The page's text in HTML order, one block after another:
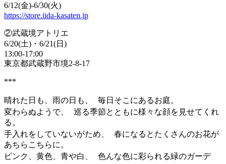
6/12(金)-6/30(火)
https://store.iida-kasaten.jp
②武蔵境アトリエ
6/20(土)・6/21(日)
13:00-17:00
東京都武蔵野市境2-8-17
***
晴れた日も、雨の日も、 毎日そこにあるお庭。
変わらぬようで、 巡る季節とともに様々な顔を見せてくれ
る。
手入れをしていないがため、 春になるとたくさんのお花が
あちらこちらに。
ピンク、黄色、青や白、 色んな色に彩られる緑のガーデ